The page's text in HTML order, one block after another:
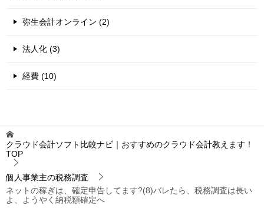
弥生会計オンライン (2)
法人化 (3)
経費 (10)
クラウド会計ソフト比較ナビ｜おすすめのクラウド会計教えます！
TOP
個人事業主の税務調査
ネットの稼ぎは、確定申告してます?(8)バレたら、税務調査は長い
よ、ようやく納税額確定へ